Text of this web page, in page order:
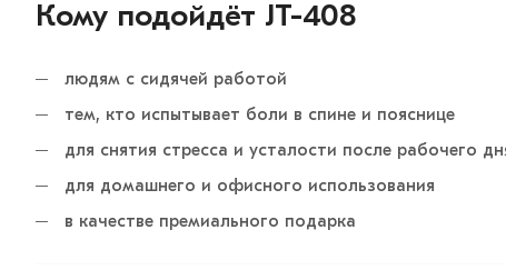
Кому подойдёт JT-408
людям с сидячей работой
тем, кто испытывает боли в спине и пояснице
для снятия стресса и усталости после рабочего
для домашнего и офисного использования
в качестве премиального подарка